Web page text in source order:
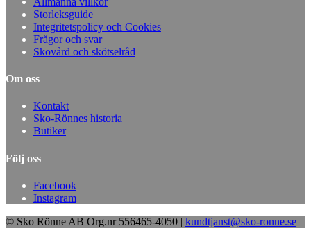
Storleksguide
Integritetspolicy och Cookies
Frågor och svar
Skovård och skötselråd
Om oss
Kontakt
Sko-Rönnes historia
Butiker
Följ oss
Facebook
Instagram
© Sko Rönne AB Org.nr 556465-4050 | kundtjanst@sko-ronne.se